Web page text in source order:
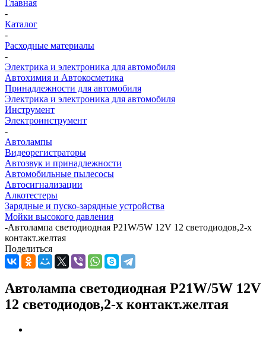
Главная
-
Каталог
-
Расходные материалы
-
Электрика и электроника для автомобиля
Автохимия и Автокосметика
Принадлежности для автомобиля
Электрика и электроника для автомобиля
Инструмент
Электроинструмент
-
Автолампы
Видеорегистраторы
Автозвук и принадлежности
Автомобильные пылесосы
Автосигнализации
Алкотестеры
Зарядные и пуско-зарядные устройства
Мойки высокого давления
-Автолампа светодиодная P21W/5W 12V 12 светодиодов,2-х
контакт.желтая
Поделиться
Автолампа светодиодная P21W/5W 12V
12 светодиодов,2-х контакт.желтая